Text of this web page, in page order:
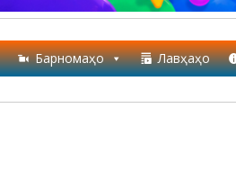
Барномаҳо Лавҳаҳо